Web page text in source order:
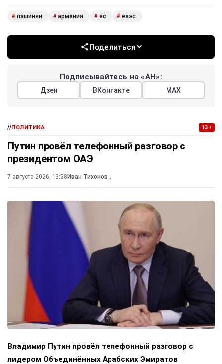
# пашинян # армения # ес # еаэс
Поделиться
Подписывайтесь на «АН»:
Дзен ВКонтакте МАХ
//ПОЛИТИКА 13+
Путин провёл телефонный разговор с
президентом ОАЭ
7 августа 2026, 13:58Иван Тихонов ,
Владимир Путин провёл телефонный разговор с
лидером Объединённых Арабских Эмиратов